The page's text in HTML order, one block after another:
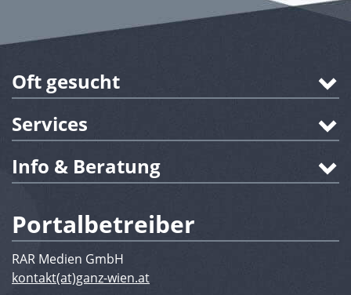
Oft gesucht
Services
Info & Beratung
Portalbetreiber
RAR Medien GmbH
kontakt(at)ganz-wien.at